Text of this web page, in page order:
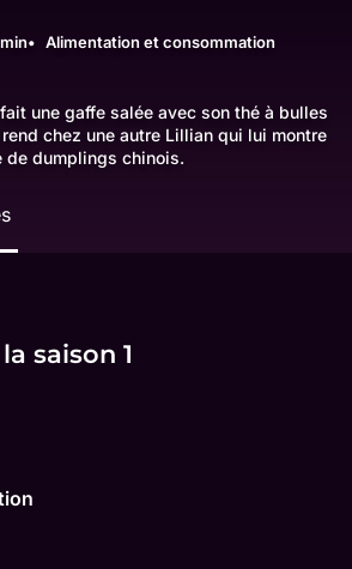
Alimentation et consommation
une gaffe salée avec son thé à bulles
chez une autre Lillian qui lui montre
de dumplings chinois.
saison 1